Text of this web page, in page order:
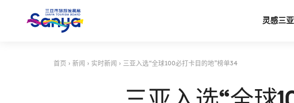
灵感三亚
首页 › 新闻 › 实时新闻 › 三亚入选“全球100必打卡目的地”榜单34